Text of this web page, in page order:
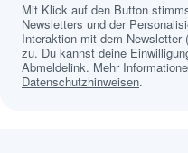
Mit Klick auf den Button
Newsletters und der
Interaktion mit dem
zu. Du kannst deine
Abmeldelink. Mehr
Datenschutzhinweisen.